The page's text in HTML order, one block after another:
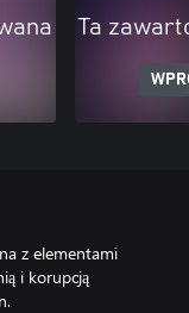
Ta
z elementami
i korupcją